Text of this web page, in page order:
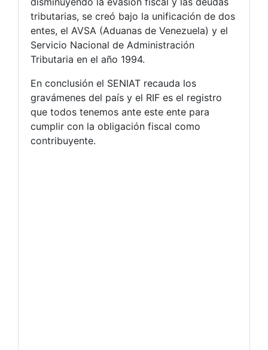
tributarias, se creó bajo la unificación de dos
entes, el AVSA (Aduanas de Venezuela) y el
Servicio Nacional de Administración
Tributaria en el año 1994.
En conclusión el SENIAT recauda los
gravámenes del país y el RIF es el registro
que todos tenemos ante este ente para
cumplir con la obligación fiscal como
contribuyente.